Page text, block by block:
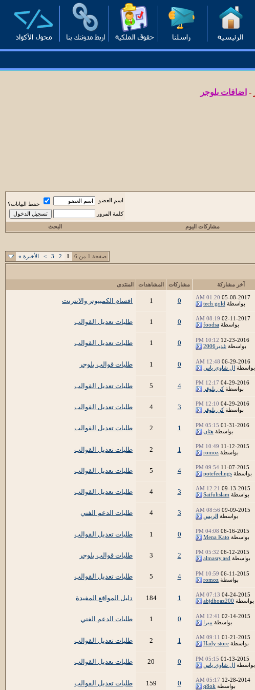
- اضافات بلوجر
اسم العضو
حفظ البيانات؟
كلمة المرور
مشاركات اليوم البحث
صفحة 1 من 6 1
2
3
> الأخيرة »
آخر مشاركة مشاركات المشاهدات المنتدى
05-08-2017
01:20 AM
بواسطة tech gold
0
1 اقسام الكمبيوتر والانترنت
02-11-2017
08:19 AM
بواسطة foodsa
0
1 طلبات تعديل القوالب
12-23-2016
10:12 PM
بواسطة غدير2006 0
1 طلبات تعديل القوالب
06-29-2016
12:48 AM
بواسطة ال شاوي ياس 0
1 طلبات قوالب بلوجر
04-29-2016
12:17 PM
بواسطةكن بلوقر 4
5 طلبات تعديل القوالب
04-29-2016
12:10 PM
بواسطةكن بلوقر 3
4 طلبات تعديل القوالب
01-31-2016
05:15 PM
بواسطة هتان 1
2 طلبات تعديل القوالب
11-12-2015
10:49 PM
بواسطة romoz
1
2 طلبات تعديل القوالب
11-07-2015
09:54 PM
بواسطة potefeelings
4
5 طلبات تعديل القوالب
09-13-2015
12:21 AM
بواسطة Saifulislam
3
4 طلبات تعديل القوالب
09-09-2015
08:56 AM
بواسطة الريس 3
4 طلبات الدعم الفني
06-16-2015
04:08 PM
بواسطة Mena Kato
0
1 طلبات تعديل القوالب
06-12-2015
05:32 PM
بواسطة almasry.asd
2
3 طلبات قوالب بلوجر
06-11-2015
10:59 PM
بواسطة romoz
4
5 طلبات تعديل القوالب
04-24-2015
07:13 AM
بواسطة abjdhoaz200
1
184 دليل المواقع المفيدة
02-14-2015
12:41 AM
بواسطة ميرا 0
1 طلبات الدعم الفني
01-21-2015
09:11 AM
بواسطة Hady store
1
2 طلبات تعديل القوالب
01-13-2015
05:15 PM
بواسطة ال شاوي ياس 0
20 طلبات تعديل القوالب
12-28-2014
05:17 AM
بواسطة q8ok
0
159 طلبات تعديل القوالب